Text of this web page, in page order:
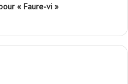
« Faure-vi »